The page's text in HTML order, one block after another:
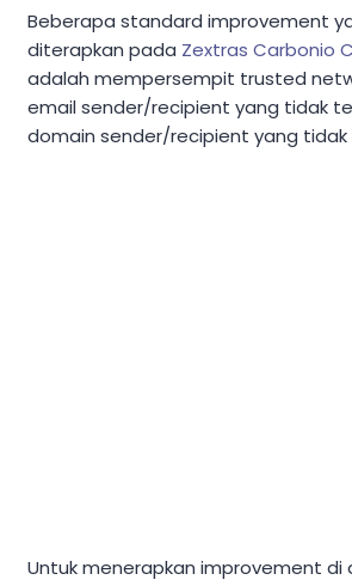
Beberapa standard improvement
diterapkan pada Zextras Carbonio
adalah mempersempit trusted
email sender/recipient yang tidak
domain sender/recipient yang tidak
Untuk menerapkan improvement di